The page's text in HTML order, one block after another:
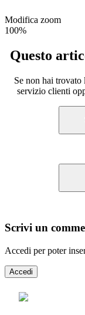
Modifica zoom
100%
Questo
Se non hai
servizio clienti
Scrivi un
Accedi per poter
Accedi